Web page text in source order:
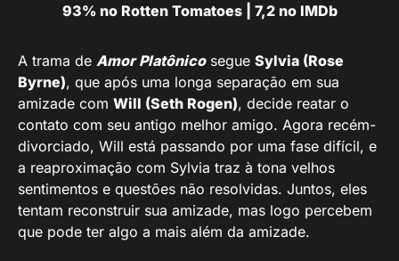
93% no Rotten Tomatoes | 7,2 no IMDb
A trama de Amor Platônicosegue Sylvia (Rose
Byrne), que após uma longa separação em sua
amizade com Will (Seth Rogen), decide reatar o
contato com seu antigo melhor amigo. Agora recém-
divorciado, Will está passando por uma fase difícil, e
a reaproximação com Sylvia traz à tona velhos
sentimentos e questões não resolvidas. Juntos, eles
tentam reconstruir sua amizade, mas logo percebem
que pode ter algo a mais além da amizade.